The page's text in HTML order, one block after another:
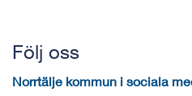
Följ oss
Norrtälje kommun i sociala